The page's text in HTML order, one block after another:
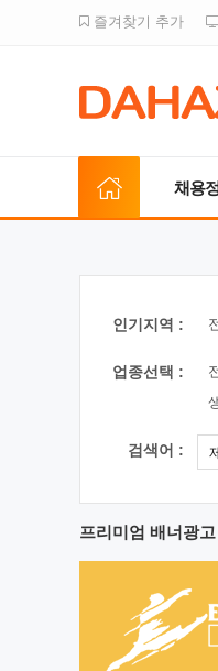
즐겨찾기 추가
채용
인기지역 :
업종선택 :
검색어 :
프리미엄 배너광고